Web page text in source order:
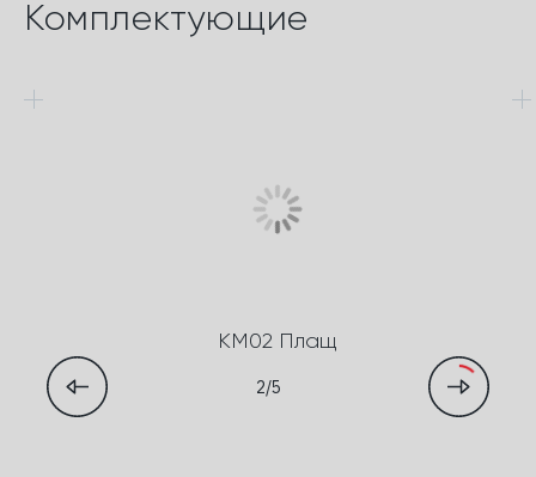
Комплектующие
2/5
КМ02 Плащ